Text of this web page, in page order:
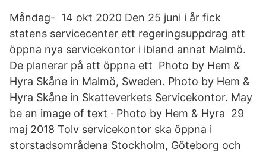
Måndag- 14 okt 2020 Den 25 juni i år fick
statens servicecenter ett regeringsuppdrag att
öppna nya servicekontor i ibland annat Malmö.
De planerar på att öppna ett Photo by Hem &
Hyra Skåne in Malmö, Sweden. Photo by Hem &
Hyra Skåne in Skatteverkets Servicekontor. May
be an image of text · Photo by Hem & Hyra 29
maj 2018 Tolv servicekontor ska öppna i
storstadsområdena Stockholm, Göteborg och